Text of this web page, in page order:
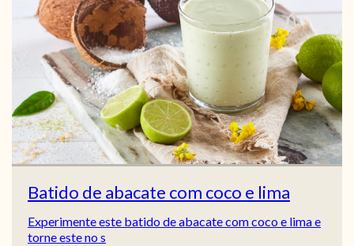
Batido de abacate com coco e lima
Experimente este batido de abacate com coco e lima e
torne este no s